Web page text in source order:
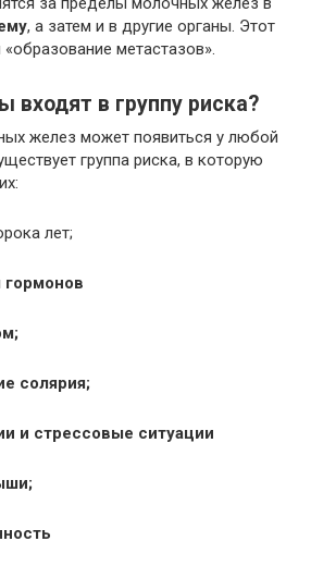
, а затем и в другие органы. Этот
метастазов».
входят в группу риска?
желез может появиться у любой
группа риска, в которую
лет;
гормонов
солярия;
и стрессовые ситуации